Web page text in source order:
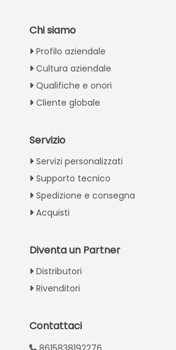
Chi siamo
Profilo aziendale
Cultura aziendale
Qualifiche e onori
Cliente globale
Servizio
Servizi personalizzati
Supporto tecnico
Spedizione e consegna
Acquisti
Diventa un Partner
Distributori
Rivenditori
Contattaci
Korean
Turkish
Swahili
Urdu
Greek